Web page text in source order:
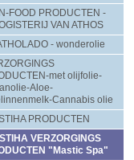
FOOD PRODUCTEN -
VAN ATHOS
- wonderolie
met olijfolie-
Aloe-
Cannabis olie
PRODUCTEN
VERZORGINGS
"Mastic Spa"